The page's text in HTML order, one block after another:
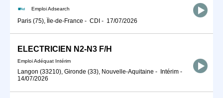
Emploi Adsearch
Paris (75), Île-de-France - CDI - 17/07/2026
ELECTRICIEN N2-N3 F/H
Emploi Adéquat Intérim
Langon (33210), Gironde (33), Nouvelle-Aquitaine - Intérim -
14/07/2026